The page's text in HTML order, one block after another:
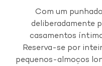
Com um
deliberadamente
casamentos
Reserva-se por
pequenos-almoços